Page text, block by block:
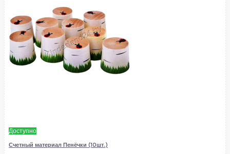
Доступно
Счетный материал Пенёчки (10шт.)